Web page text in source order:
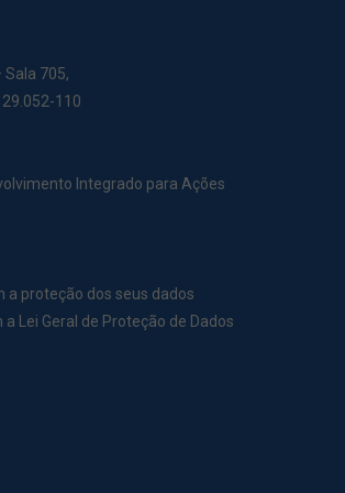
Sala 705,
110
Integrado para Ações
a proteção dos seus dados
Lei Geral de Proteção de Dados